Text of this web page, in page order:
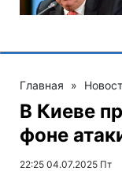
Главная »
В Киеве
фоне
22:25 04.07.2025 Пт